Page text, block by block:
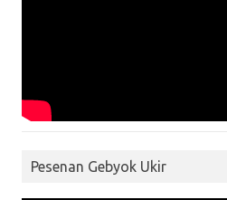
Pesenan Gebyok Ukir